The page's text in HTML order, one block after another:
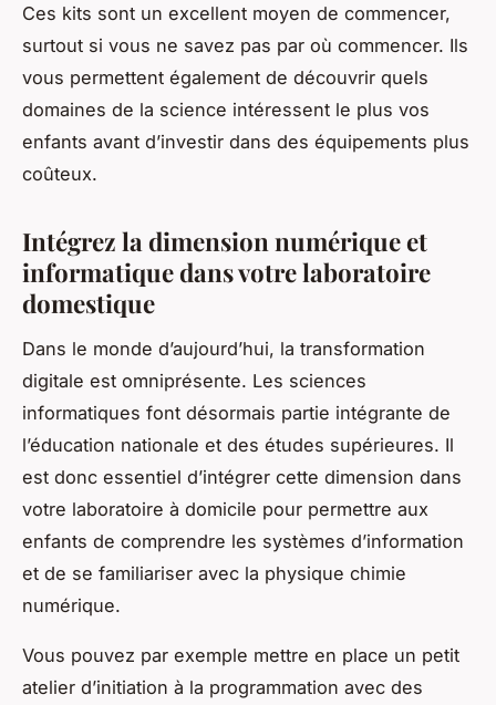
Ces kits sont un excellent moyen de commencer,
surtout si vous ne savez pas par où commencer. Ils
vous permettent également de découvrir quels
domaines de la science intéressent le plus vos
enfants avant d’investir dans des équipements plus
coûteux.
Intégrez la dimension numérique et
informatique dans votre laboratoire
domestique
Dans le monde d’aujourd’hui, la transformation
digitale est omniprésente. Les sciences
informatiques font désormais partie intégrante de
l’éducation nationale et des études supérieures. Il
est donc essentiel d’intégrer cette dimension dans
votre laboratoire à domicile pour permettre aux
enfants de comprendre les systèmes d’information
et de se familiariser avec la physique chimie
numérique.
Vous pouvez par exemple mettre en place un petit
atelier d’initiation à la programmation avec des